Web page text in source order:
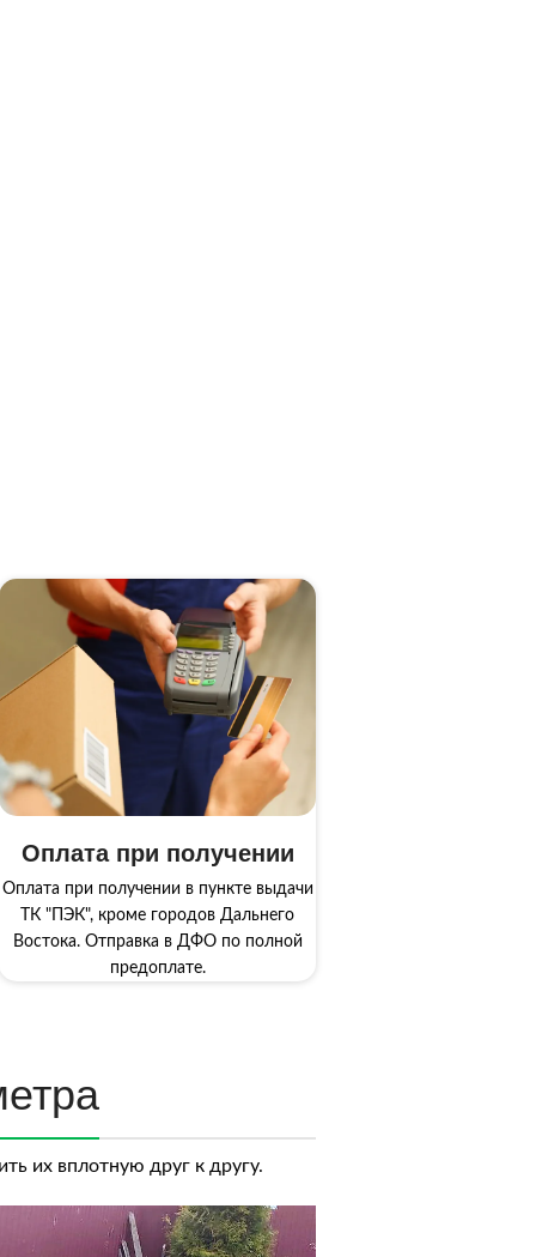
Оплата при получении
Оплата при получении в пункте выдачи
ТК "ПЭК", кроме городов Дальнего
Востока. Отправка в ДФО по полной
предоплате.
их вплотную друг к другу.